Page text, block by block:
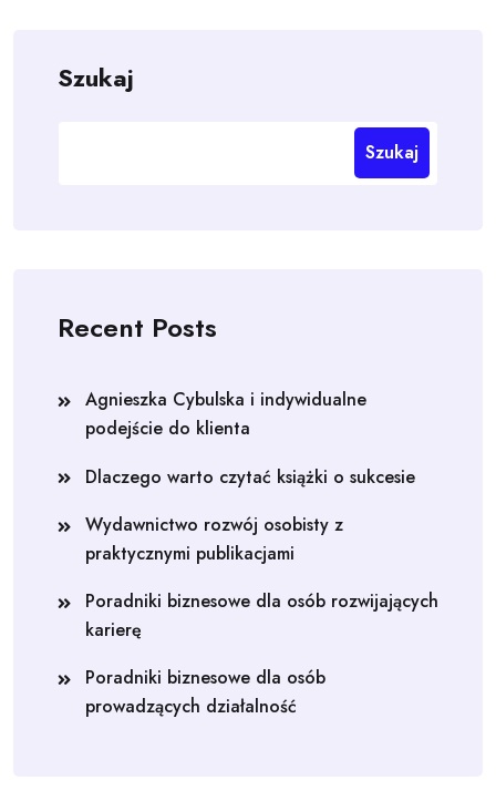
Szukaj
Szukaj
Recent Posts
Agnieszka Cybulska i indywidualne
podejście do klienta
Dlaczego warto czytać książki o sukcesie
Wydawnictwo rozwój osobisty z
praktycznymi publikacjami
Poradniki biznesowe dla osób rozwijających
karierę
Poradniki biznesowe dla osób
prowadzących działalność